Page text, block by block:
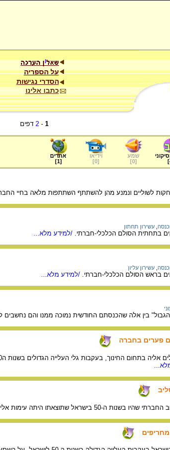
על הספריה
הסדרי נגישות
כתבו אלינו
1
-
2 דפים
]
שמע
[
0
]
וידיאו
[
0
]
אתרים
[
1
]
לשוליים ונמנע מהן להשתתף השתתפות מלאה בחיי
עשירון תחתון
בתחתית הסולם הכלכלי-חברתי. /למידע מלא...
עשירון עליון
בראש הסולם הכלכלי-חברתי. /למידע מלא...
בין אלה שהכנסתם החודשית נמוכה ממנו והם נחשבים
פערים בחברה
הניסיונות להתמודד עם הבעיה העדתית בתחום החברתי והפוליטי.